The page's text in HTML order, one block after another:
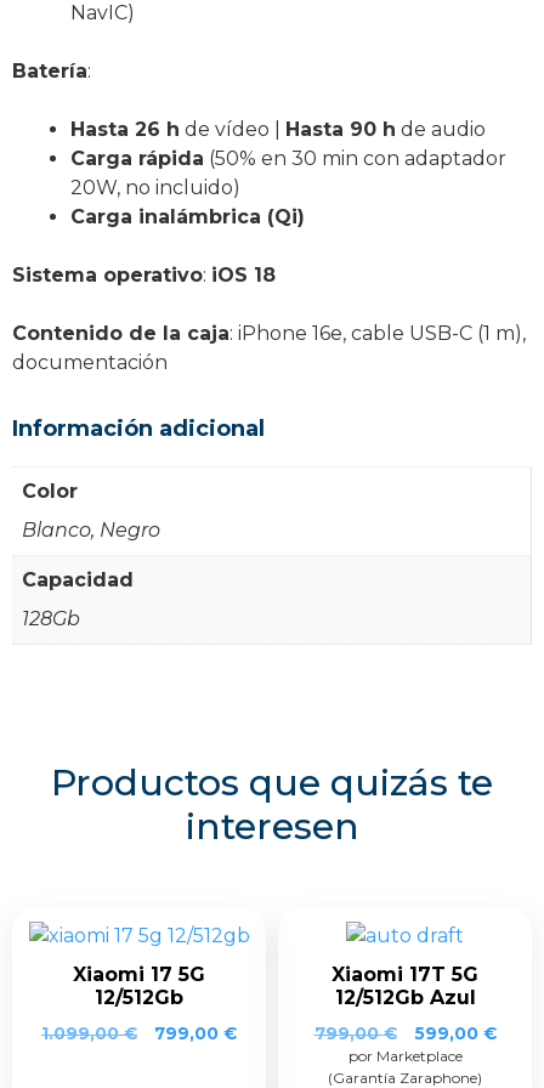
NavIC)
Batería:
Hasta 26 h de vídeo | Hasta 90 h de audio
Carga rápida (50% en 30 min con adaptador
20W, no incluido)
Carga inalámbrica (Qi)
Sistema operativo: iOS 18
Contenido de la caja: iPhone 16e, cable USB-C (1 m),
documentación
Información adicional
Color
Blanco, Negro
Capacidad
128Gb
Productos que quizás te
interesen
Xiaomi 17 5G
12/512Gb
1.099,00€ 799,00 €
Xiaomi 17T 5G
12/512Gb Azul
799,00€
El
precio
original
599,00 €El
por Marketplace
(Garantía Zaraphone)